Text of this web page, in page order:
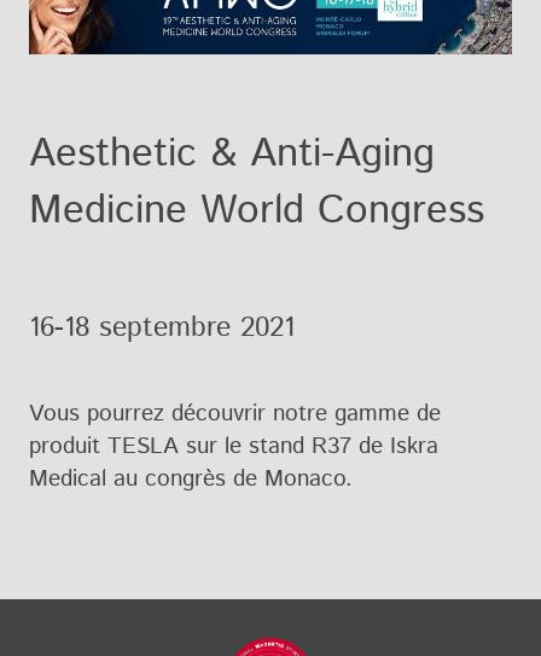
Aesthetic & Anti-Aging
Medicine World Congress
16-18 septembre 2021
Vous pourrez découvrir notre gamme de
produit TESLA sur le stand R37 de Iskra
Medical au congrès de Monaco.